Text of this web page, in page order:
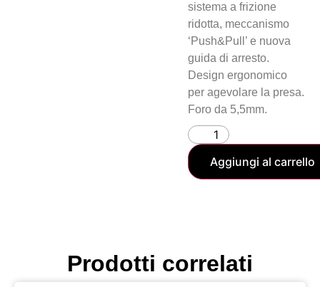
sistema a frizione
ridotta, meccanismo
‘Push&Pull’ e nuova
guida di arresto.
Design ergonomico
per agevolare la presa.
Foro da 5,5mm.
Aggiungi al carrello
Prodotti correlati